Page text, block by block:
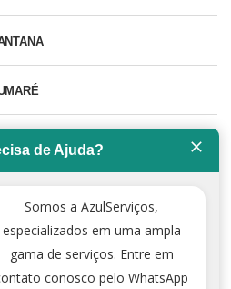
JOSE DOS CAMPOS
de Ajuda?
Somos a AzulServiços,
especializados em uma ampla
gama de serviços. Entre em
conosco pelo WhatsApp